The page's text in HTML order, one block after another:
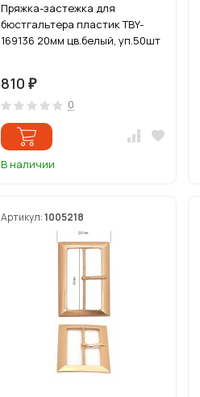
Пряжка-застежка для
бюстгальтера пластик TBY-
169136 20мм цв.белый, уп.50шт
810 ₽
0
В наличии
Артикул:1005218